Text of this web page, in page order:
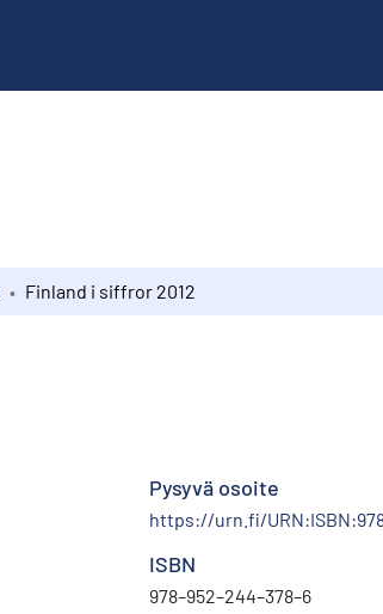
Finland i siffror 2012
Pysyvä osoite
https://urn.fi/
ISBN
978–952–244–378–6